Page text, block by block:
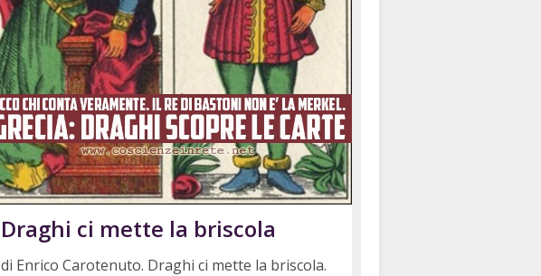
Draghi ci mette la briscola
di Enrico Carotenuto. Draghi ci mette la briscola.